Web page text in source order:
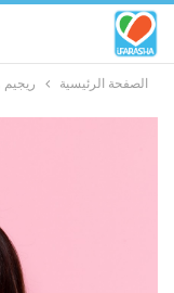
الصفحة الرئيسية ريجيم